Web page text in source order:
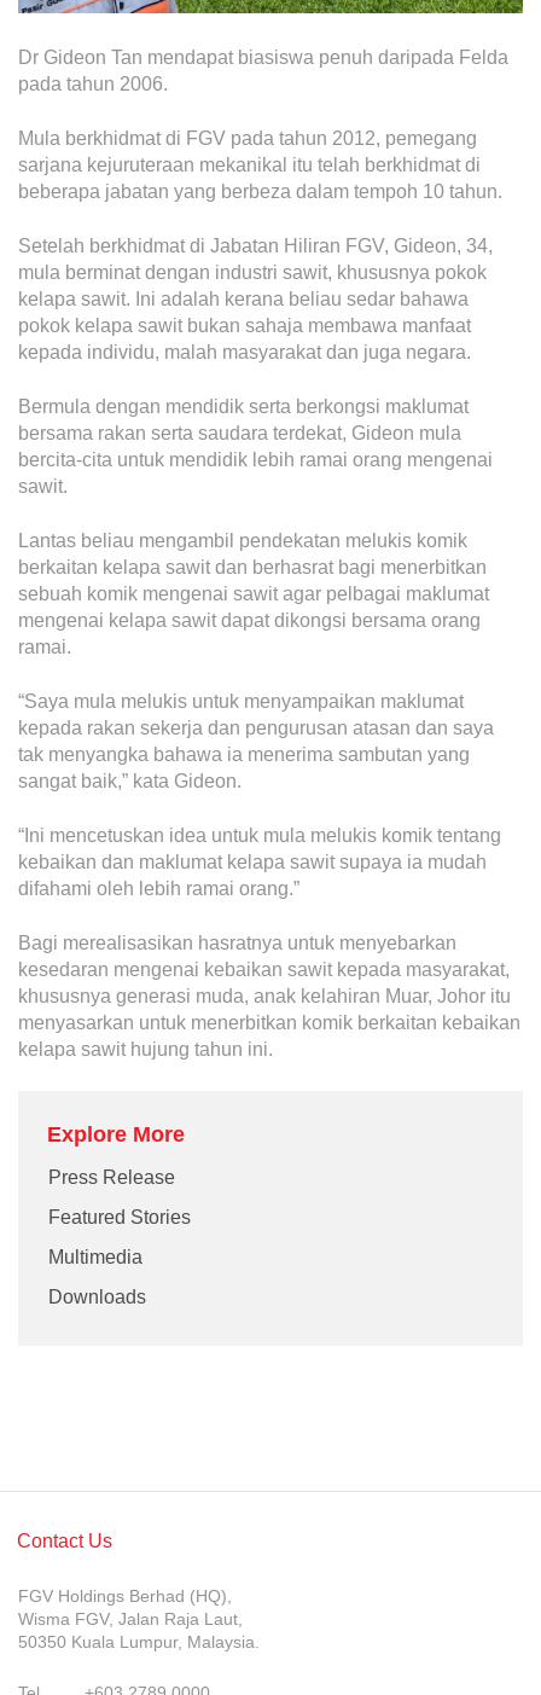
Operational Information
Corporate Calendar
Sustainability
Sustainability Overview
Policies & Guidelines
Respecting Human Rights
Protecting the Environment
Traceability & Supply Chain
Grievance
Reports & Updates
Media Centre
Press Release
Multimedia
Festival FGV
Careers
Dr Gideon Tan mendapat biasiswa penuh daripada Felda
pada tahun 2006.
Mula berkhidmat di FGV pada tahun 2012, pemegang
sarjana kejuruteraan mekanikal itu telah berkhidmat di
beberapa jabatan yang berbeza dalam tempoh 10 tahun.
Setelah berkhidmat di Jabatan Hiliran FGV, Gideon, 34,
mula berminat dengan industri sawit, khususnya pokok
kelapa sawit. Ini adalah kerana beliau sedar bahawa
pokok kelapa sawit bukan sahaja membawa manfaat
kepada individu, malah masyarakat dan juga negara.
Bermula dengan mendidik serta berkongsi maklumat
bersama rakan serta saudara terdekat, Gideon mula
bercita-cita untuk mendidik lebih ramai orang mengenai
sawit.
Lantas beliau mengambil pendekatan melukis komik
berkaitan kelapa sawit dan berhasrat bagi menerbitkan
sebuah komik mengenai sawit agar pelbagai maklumat
mengenai kelapa sawit dapat dikongsi bersama orang
ramai.
“Saya mula melukis untuk menyampaikan maklumat
kepada rakan sekerja dan pengurusan atasan dan saya
tak menyangka bahawa ia menerima sambutan yang
sangat baik,” kata Gideon.
“Ini mencetuskan idea untuk mula melukis komik tentang
kebaikan dan maklumat kelapa sawit supaya ia mudah
difahami oleh lebih ramai orang.”
Bagi merealisasikan hasratnya untuk menyebarkan
kesedaran mengenai kebaikan sawit kepada masyarakat,
khususnya generasi muda, anak kelahiran Muar, Johor itu
menyasarkan untuk menerbitkan komik berkaitan kebaikan
kelapa sawit hujung tahun ini.
Explore More
Press Release
Featured Stories
Multimedia
Downloads
Contact Us
FGV Holdings Berhad (HQ),
Wisma FGV, Jalan Raja Laut,
50350 Kuala Lumpur, Malaysia.